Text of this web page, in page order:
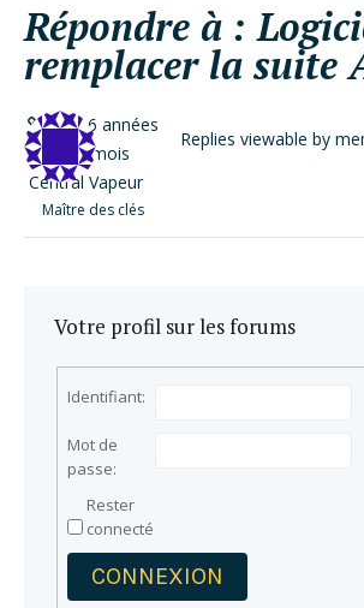
Répondre à :
remplacer la suite
il y a 6 années
et 2 mois
Central Vapeur
Maître des clés
Replies viewable by
Votre profil sur les forums
Identifiant:
Mot de
passe:
Rester
connecté
CONNEXION